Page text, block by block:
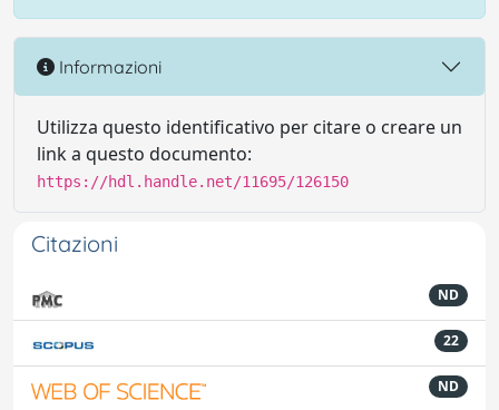
Informazioni
Utilizza questo identificativo per citare o creare un
link a questo documento:
https://hdl.handle.net/11695/126150
Citazioni
ND
22
ND